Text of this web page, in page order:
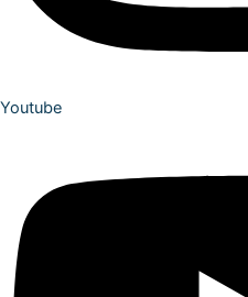
Youtube